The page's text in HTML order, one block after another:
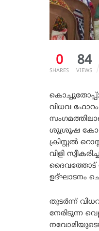
0
SHARES
84
VIEWS
വിധവ ഫോറം
ശുശ്രൂഷ കോ-
ക്രിസ്റ്റൽ
വിളി
ദൈവത്തോട്
ഉദ്ഘാടനം
തുടർന്ന്
നേരിടുന്ന